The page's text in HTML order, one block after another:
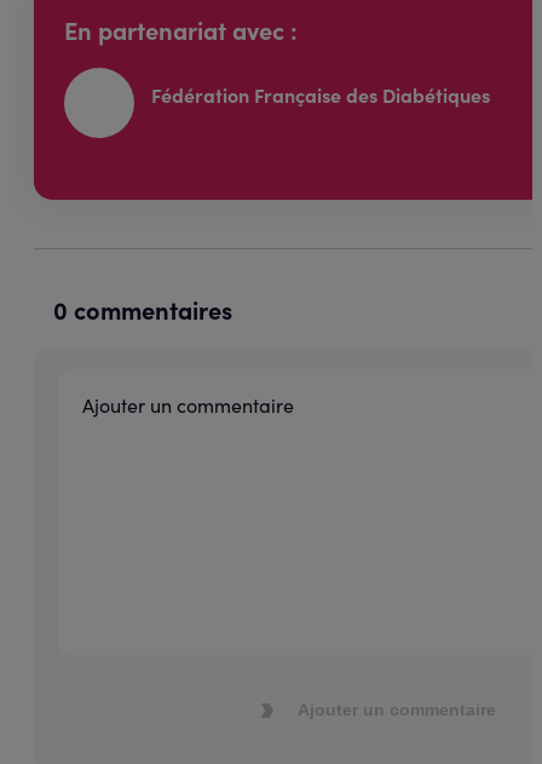
0 commentaires
Ajouter un commentaire
En partenariat avec :
Fédération Française des Diabétiques